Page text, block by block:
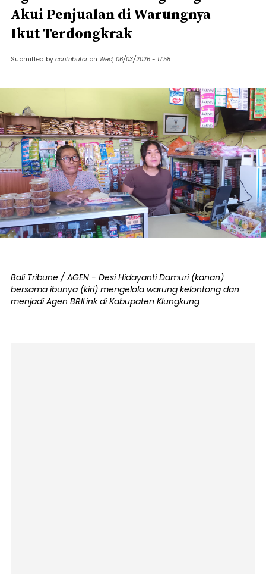
Akui Penjualan di Warungnya
Ikut Terdongkrak
Submitted by contributor on Wed, 06/03/2026 - 17:58
Bali Tribune / AGEN - Desi Hidayanti Damuri (kanan)
bersama ibunya (kiri) mengelola warung kelontong dan
menjadi Agen BRILink di Kabupaten Klungkung